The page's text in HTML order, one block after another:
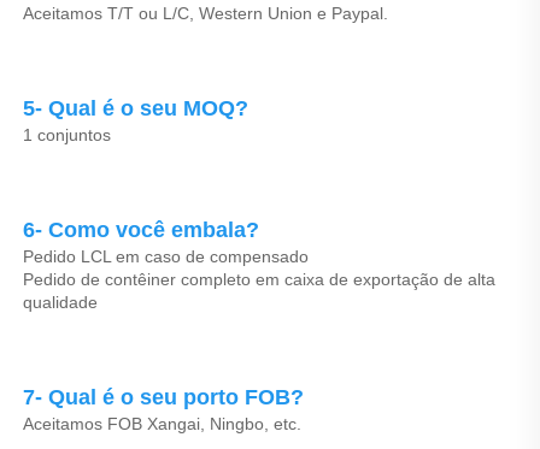
Aceitamos T/T ou L/C, Western Union e Paypal.
5- Qual é o seu MOQ?
1 conjuntos
6- Como você embala?
Pedido LCL em caso de compensado
Pedido de contêiner completo em caixa de exportação de alta
qualidade
7- Qual é o seu porto FOB?
Aceitamos FOB Xangai, Ningbo, etc.